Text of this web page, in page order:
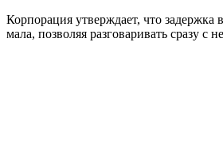
Корпорация утверждает, что задержка
мала, позволяя разговаривать сразу с